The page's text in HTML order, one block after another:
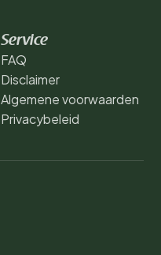
Service
FAQ
Disclaimer
Algemene voorwaarden
Privacybeleid